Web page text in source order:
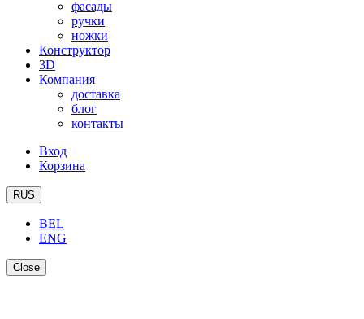
фасады
ручки
ножки
Конструктор
3D
Компания
доставка
блог
контакты
Вход
Корзина
RUS
BEL
ENG
Close